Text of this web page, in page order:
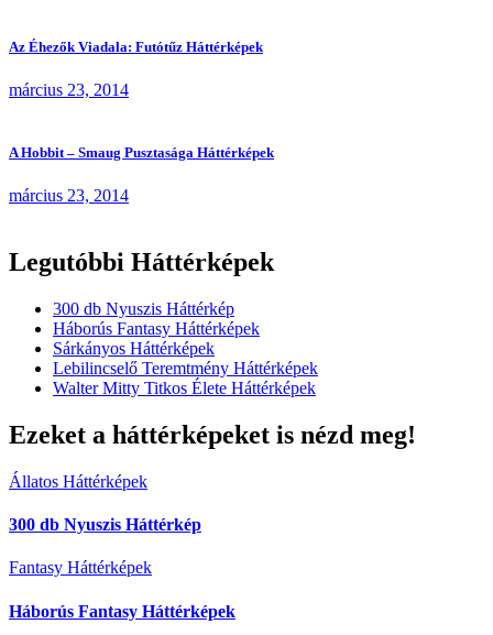
Az Éhezők Viadala: Futótűz Háttérképek
március 23, 2014
A Hobbit – Smaug Pusztasága Háttérképek
március 23, 2014
Legutóbbi Háttérképek
300 db Nyuszis Háttérkép
Háborús Fantasy Háttérképek
Sárkányos Háttérképek
Lebilincselő Teremtmény Háttérképek
Walter Mitty Titkos Élete Háttérképek
Ezeket a háttérképeket is nézd meg!
Állatos Háttérképek
300 db Nyuszis Háttérkép
Fantasy Háttérképek
Háborús Fantasy Háttérképek